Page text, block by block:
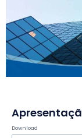
Download